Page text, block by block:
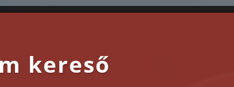
kereső